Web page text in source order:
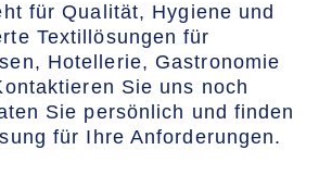
für Qualität, Hygiene und
Textillösungen für
Hotellerie, Gastronomie
Sie uns noch
Sie persönlich und finden
für Ihre Anforderungen.